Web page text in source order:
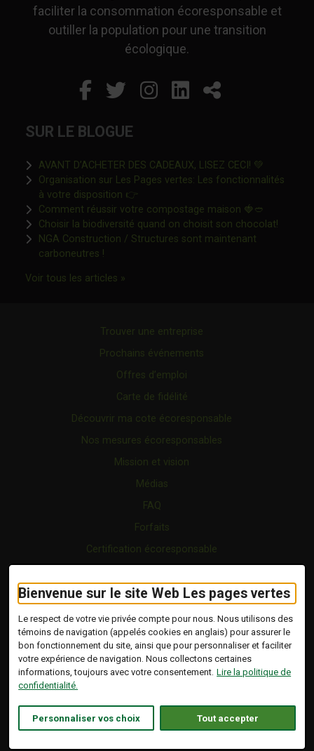
Bienvenue sur le site Web Les pages vertes
Le respect de votre vie privée compte pour nous. Nous utilisons des
témoins de navigation (appelés cookies en anglais) pour assurer le
bon fonctionnement du site, ainsi que pour personnaliser et faciliter
votre expérience de navigation. Nous collectons certaines
informations, toujours avec votre consentement. Lire la politique de
confidentialité.
Personnaliser vos choix Tout accepter
faciliter la consommation écoresponsable et
outiller la population pour une transition
écologique.
Facebook
Ce lien s'ouvrira dans
Twitter
Ce lien s'ouvrira
Instagram
Ce lien s'ouvrira
LinkedIn
Ce lienPartager
SUR LE BLOGUE
AVANT D’ACHETER DES CADEAUX, LISEZ CECI! 💚
Organisation sur Les Pages vertes: Les fonctionnalités
à votre disposition 👉Ce lien s'ouvrira dans une nouvelle
Comment réussir votre compostage maison 🍓🥙
Choisir la biodiversité quand on choisit son chocolat!Ce lien
NGA Construction / Structures sont maintenant
carboneutres !Ce lien s'ouvrira dans une nouvelle fenêtre"
Voir tous les articles »Ce lien s'ouvrira dans une nouvelle
Trouver une entreprise
Prochains événements
Offres d’emploi
Carte de fidélité
Découvrir ma cote écoresponsable
Nos mesures écoresponsables
Mission et vision
Médias
FAQ
Forfaits
Certification écoresponsable
Vidéo
Blogue
Copyright © 2026 Tous droits réservés.
Les Pages Vertes | Répertoire d'entreprises
écoresponsables.
Conception :Ekloweb
Ce lien s'ouvrira dans
Politique de confidentialité